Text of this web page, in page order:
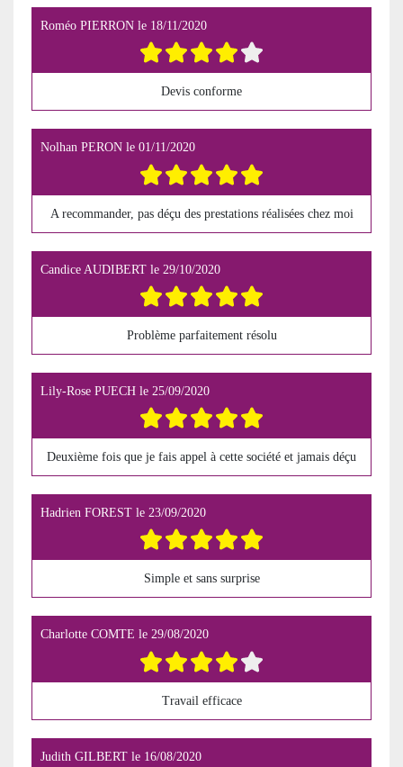
Roméo PIERRON le 18/11/2020
Devis conforme
Nolhan PERON le 01/11/2020
A recommander, pas déçu des prestations réalisées chez moi
Candice AUDIBERT le 29/10/2020
Problème parfaitement résolu
Lily-Rose PUECH le 25/09/2020
Deuxième fois que je fais appel à cette société et jamais déçu
Hadrien FOREST le 23/09/2020
Simple et sans surprise
Charlotte COMTE le 29/08/2020
Travail efficace
Judith GILBERT le 16/08/2020